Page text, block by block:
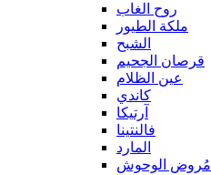
روح الغاب
ملكة الطيور
الشبح
قرصان الجحيم
عين الظلام
كاندي
آرتيكا
فالنتينا
المارد
مُروض الوحوش